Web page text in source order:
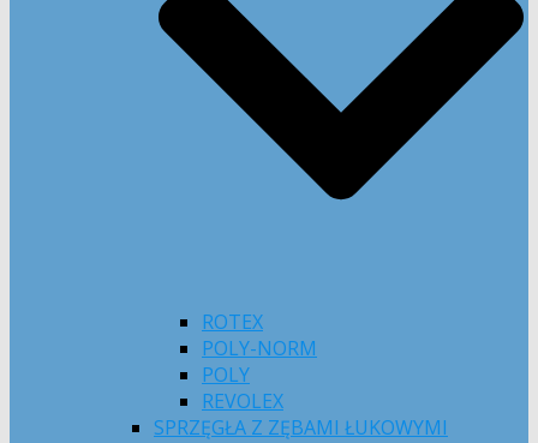
ROTEX
POLY-NORM
POLY
REVOLEX
SPRZĘGŁA Z ZĘBAMI ŁUKOWYMI